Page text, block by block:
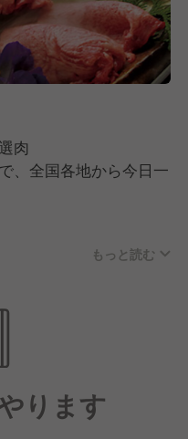
肉
、全国各地から今日一
許さず、最高の状態で
り米
も抜かりなし！契約農
もっと読む
ります